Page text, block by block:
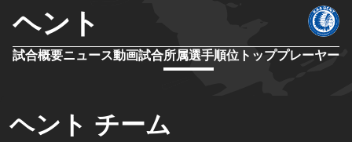
ヘント
試合概要ニュース動画試合所属選手順位 トッププレーヤー
ヘント チーム